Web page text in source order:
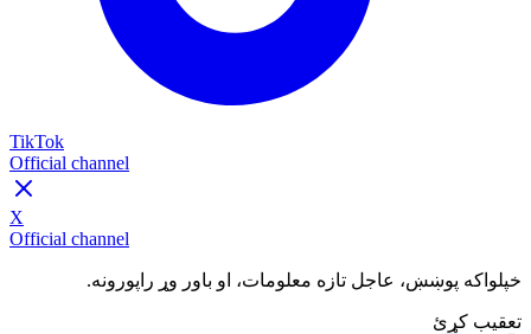
TikTok
Official channel
X
Official channel
خپلواکه پوښښ، عاجل تازه معلومات، او باور وړ راپورونه.
تعقیب کړئ